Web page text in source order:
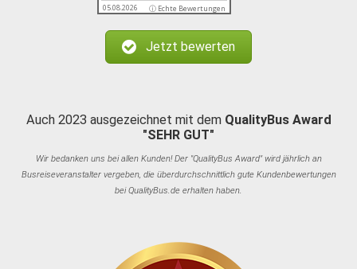
05.08.2026 ⓘ Echte Bewertungen
Jetzt bewerten
Auch 2023 ausgezeichnet mit dem QualityBus Award
"SEHR GUT"
Wir bedanken uns bei allen Kunden! Der "QualityBus Award" wird jährlich an
Busreiseveranstalter vergeben, die überdurchschnittlich gute Kundenbewertungen
bei QualityBus.de erhalten haben.